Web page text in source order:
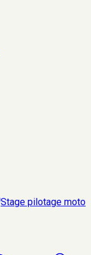
Stage pilotage moto